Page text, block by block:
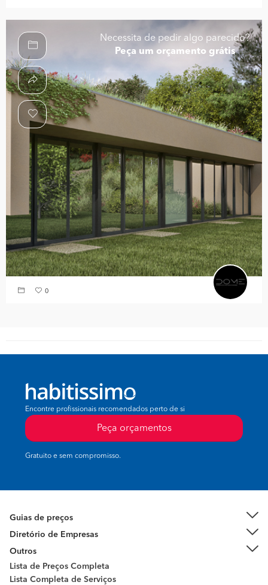
Necessita de pedir algo parecido?
Peça um orçamento grátis
0
Encontre profissionais recomendados perto de si
Peça orçamentos
Gratuito e sem compromisso.
Guias de preços
Diretório de Empresas
Outros
Lista de Preços Completa
Lista Completa de Serviços